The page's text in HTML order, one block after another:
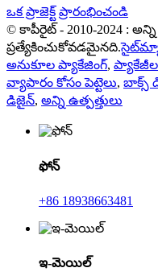
ఒక ప్రాజెక్ట్ ప్రారంభించండి
© కాపీరైట్ - 2010-2024 :
ప్రత్యేకించుకోవడమైనది.
అనుకూల ప్యాకేజింగ్,
వ్యాపారం కోసం పెట్టెలు, బాక్స్
డిజైన్, అన్ని ఉత్పత్తులు
ఫోన్
+86 18938663481
ఇ-మెయిల్